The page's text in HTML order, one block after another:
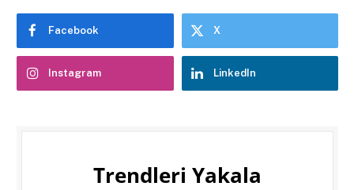
Facebook X
Instagram LinkedIn
Trendleri Yakala